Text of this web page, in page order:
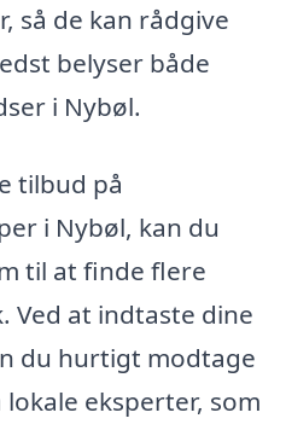
så de kan rådgive
belyser både
i Nybøl.
tilbud på
i Nybøl, kan du
til at finde flere
Ved at indtaste dine
du hurtigt modtage
eksperter, som